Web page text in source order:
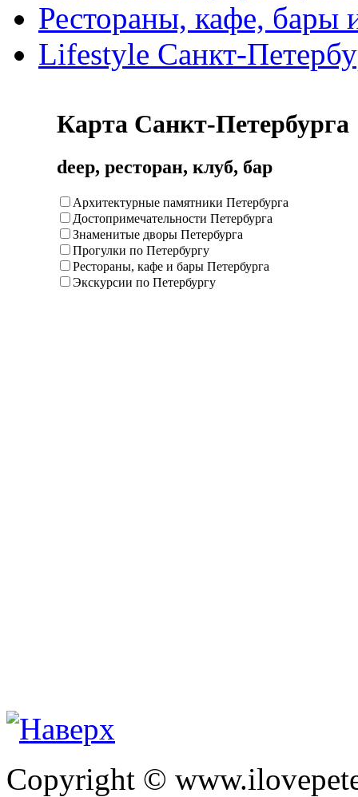
Рестораны, кафе, бары
Lifestyle Санкт-
Карта Санкт-Петербурга
deep, ресторан, клуб, бар
Архитектурные памятники Петербурга
Достопримечательности Петербурга
Знаменитые дворы Петербурга
Прогулки по Петербургу
Рестораны, кафе и бары Петербурга
Экскурсии по Петербургу
Copyright ©